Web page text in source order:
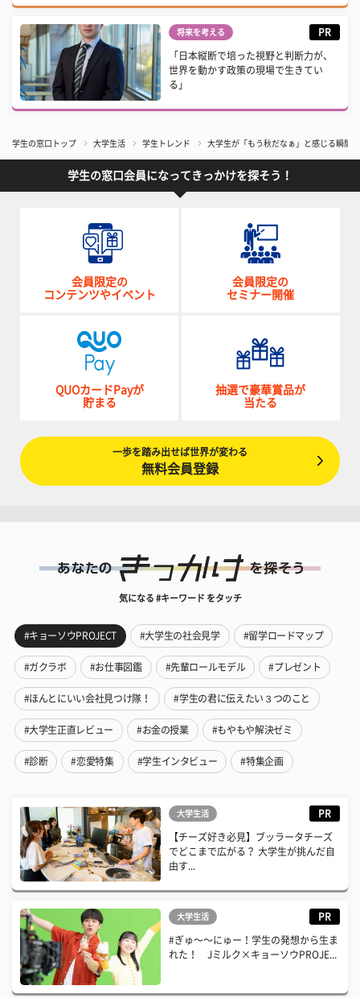
将来を考える PR
「日本縦断で培った視野と判断力が、
世界を動かす政策の現場で生きてい
る」
学生の窓口トップ 大学生活 学生トレンド 大学生が「もう秋だなぁ」と感じる瞬間
学生の窓口会員になってきっかけを探そう！
会員限定の
コンテンツやイベント
会員限定の
セミナー開催
QUOカードPayが
貯まる
抽選で豪華賞品が
当たる
一歩を踏み出せば世界が変わる
無料会員登録
気になる #キーワード をタッチ
#キョーソウPROJECT #大学生の社会見学 #留学ロードマップ
#ガクラボ #お仕事図鑑 #先輩ロールモデル #プレゼント
#ほんとにいい会社見つけ隊！ #学生の君に伝えたい３つのこと
#大学生正直レビュー #お金の授業 #もやもや解決ゼミ
#診断 #恋愛特集 #学生インタビュー #特集企画
大学生活 PR
【チーズ好き必見】ブッラータチーズ
でどこまで広がる？ 大学生が挑んだ自
由す...
大学生活 PR
#ぎゅ〜〜にゅー！学生の発想から生ま
れた！ Jミルク×キョーソウPROJE...